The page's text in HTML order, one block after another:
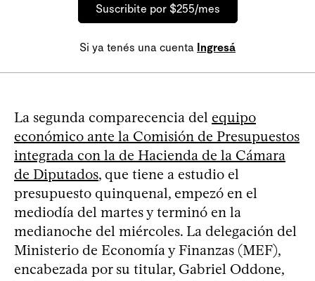
Suscribite por $255/mes
Si ya tenés una cuenta Ingresá
La segunda comparecencia del equipo
económico ante la Comisión de Presupuestos
integrada con la de Hacienda de la Cámara
de Diputados, que tiene a estudio el
presupuesto quinquenal, empezó en el
mediodía del martes y terminó en la
medianoche del miércoles. La delegación del
Ministerio de Economía y Finanzas (MEF),
encabezada por su titular, Gabriel Oddone,